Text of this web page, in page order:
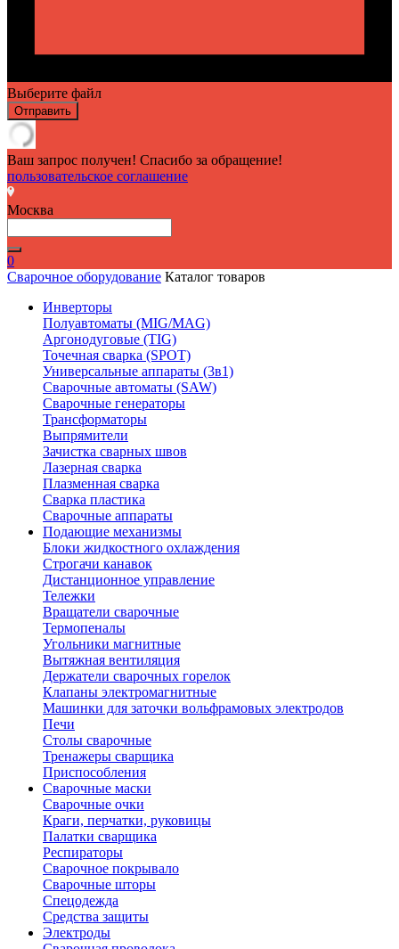
Выберите файл
Отправить
Ваш запрос получен! Спасибо за обращение!
пользовательское соглашение
Москва
0
Сварочное оборудование Каталог товаров
Инверторы
Полуавтоматы (MIG/MAG)
Аргонодуговые (TIG)
Точечная сварка (SPOT)
Универсальные аппараты (3в1)
Сварочные автоматы (SAW)
Сварочные генераторы
Трансформаторы
Выпрямители
Зачистка сварных швов
Лазерная сварка
Плазменная сварка
Сварка пластика
Сварочные аппараты
Подающие механизмы
Блоки жидкостного охлаждения
Строгачи канавок
Дистанционное управление
Тележки
Вращатели сварочные
Термопеналы
Угольники магнитные
Вытяжная вентиляция
Держатели сварочных горелок
Клапаны электромагнитные
Машинки для заточки вольфрамовых электродов
Печи
Столы сварочные
Тренажеры сварщика
Приспособления
Сварочные маски
Сварочные очки
Краги, перчатки, руковицы
Палатки сварщика
Респираторы
Сварочное покрывало
Сварочные шторы
Спецодежда
Средства защиты
Электроды